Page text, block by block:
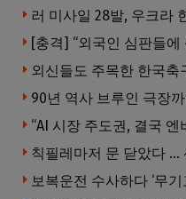
러 미사일 28발, 우크라